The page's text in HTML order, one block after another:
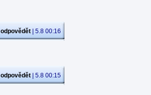
odpovědět | 5.8 00:16
odpovědět | 5.8 00:15